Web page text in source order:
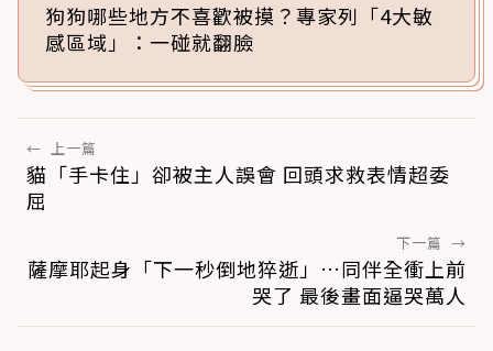
狗狗哪些地方不喜歡被摸？專家列「4大敏
感區域」：一碰就翻臉
← 上一篇
貓「手卡住」卻被主人誤會 回頭求救表情超委
屈
下一篇 →
薩摩耶起身「下一秒倒地猝逝」…同伴全衝上前
哭了 最後畫面逼哭萬人